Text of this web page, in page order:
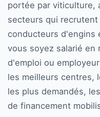
portée par viticulture,
secteurs qui
conducteurs d'engins
vous soyez salarié en
d'emploi ou
les meilleurs centres,
les plus demandés,
de financement